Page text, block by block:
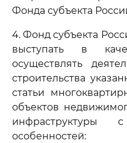
Фонда субъекта
4. Фонд субъекта
выступать в
осуществлять
строительства
статьи
объектов
инфраструктуры
особенностей: